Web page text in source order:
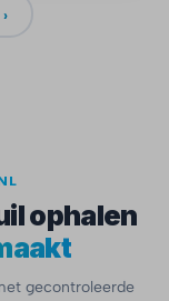
ophalen
gecontroleerde